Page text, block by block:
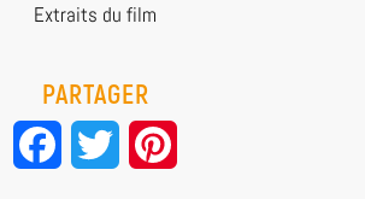
Extraits du film
PARTAGER
Facebook Twitter